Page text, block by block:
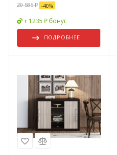
20 585 ₽ -40%
+ 1235 ₽ бонус
ПОДРОБНЕЕ